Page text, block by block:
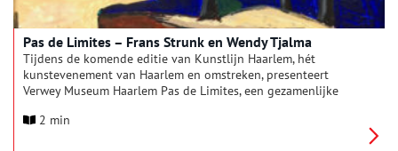
Pas de Limites – Frans Strunk en Wendy Tjalma
Tijdens de komende editie van Kunstlijn Haarlem, hét
kunstevenement van Haarlem en omstreken, presenteert
Verwey Museum Haarlem Pas de Limites, een gezamenlijke
Tjalma. Geïnspireerd door het thema Grenzeloos en hun
2 min